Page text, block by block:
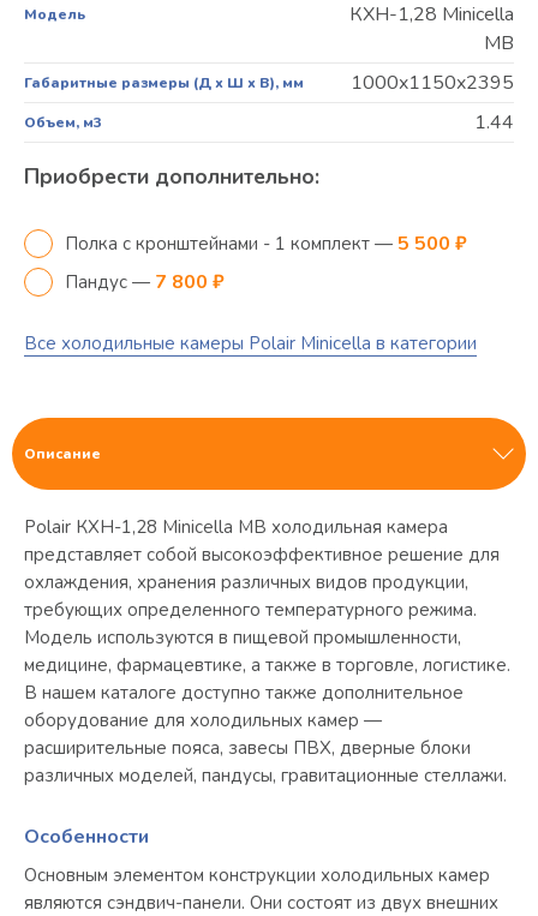
Модель
КХН-1,28 Minicella
МB
Габаритные размеры (Д х Ш х В), мм 1000x1150x2395
Объем, м3 1.44
Приобрести дополнительно:
Полка с кронштейнами - 1 комплект — 5 500 ₽
Пандус — 7 800 ₽
Все холодильные камеры Polair Minicella в категории
Описание
Polair КХН-1,28 Minicella МB холодильная камера
представляет собой высокоэффективное решение для
охлаждения, хранения различных видов продукции,
требующих определенного температурного режима.
Модель используются в пищевой промышленности,
медицине, фармацевтике, а также в торговле, логистике.
В нашем каталоге доступно также дополнительное
оборудование для холодильных камер —
расширительные пояса, завесы ПВХ, дверные блоки
различных моделей, пандусы, гравитационные стеллажи.
Особенности
Основным элементом конструкции холодильных камер
являются сэндвич-панели. Они состоят из двух внешних